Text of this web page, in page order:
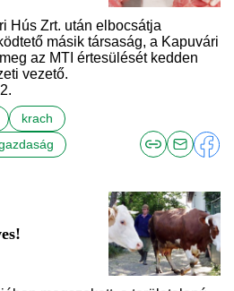
Hús Zrt. után elbocsátja
másik társaság, a Kapuvári
az MTI értesülését kedden
vezető.
krach